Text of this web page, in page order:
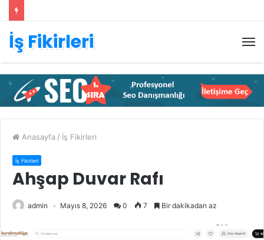
İş Fikirleri
Anasayfa / İş Fikirleri
İş Fikirleri
Ahşap Duvar Rafı
admin Mayıs 8, 2026 0 7 Bir dakikadan az